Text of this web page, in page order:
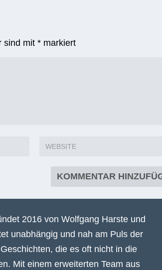
sind mit* markiert
2016 von Wolfgang Harste und
unabhängig und nah am Puls der
die es oft nicht in die
Mit einem erweiterten Team aus